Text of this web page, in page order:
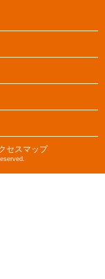
セスマップ